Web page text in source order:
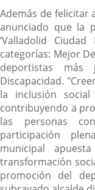
Además de felicitar
anunciado que la
‘Valladolid
categorías: Mejor
deportistas más
Discapacidad.
la inclusión
contribuyendo a
las personas
participación
municipal
transformación
promoción del